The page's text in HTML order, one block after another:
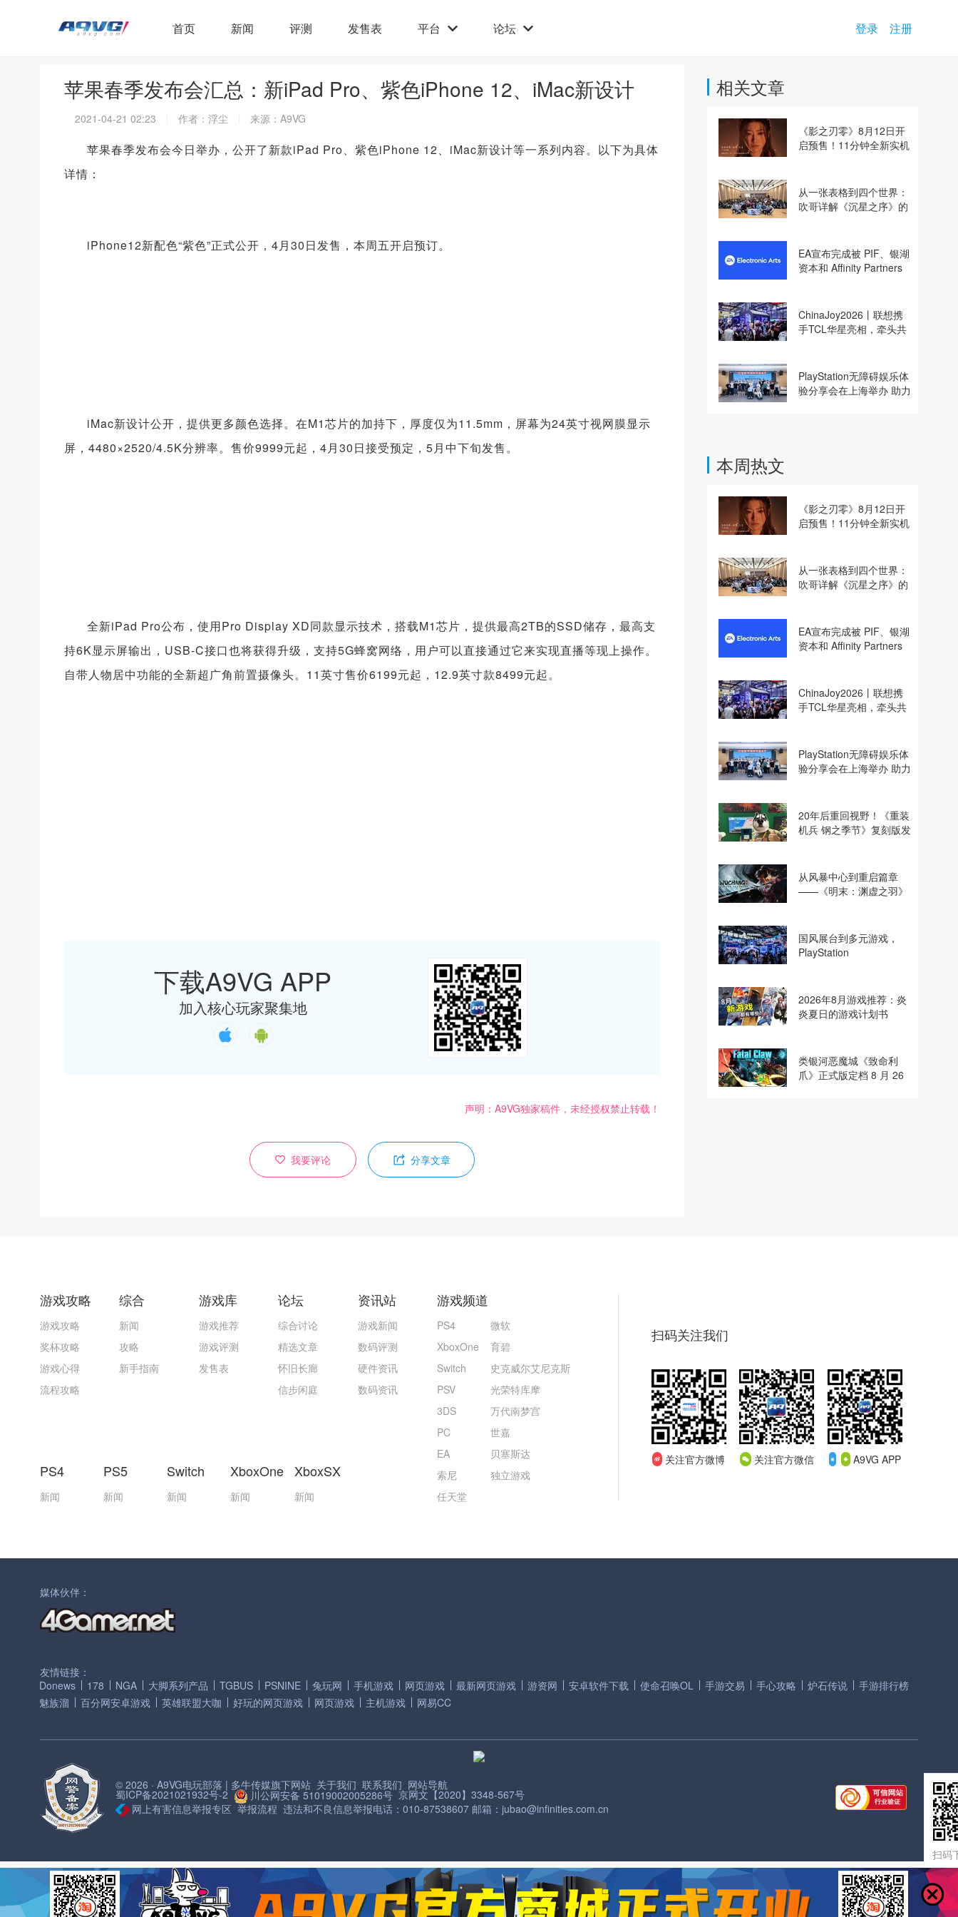
首页 新闻 评测 发售表 平台 论坛 登录 注册
苹果春季发布会汇总：新iPad Pro、紫色iPhone 12、iMac新设计
2021-04-21 02:23 作者：浮尘 来源：A9VG
苹果春季发布会今日举办，公开了新款iPad Pro、紫色iPhone 12、iMac新设计等一系列内容。以下为具体
详情：
iPhone12新配色“紫色”正式公开，4月30日发售，本周五开启预订。
iMac新设计公开，提供更多颜色选择。在M1芯片的加持下，厚度仅为11.5mm，屏幕为24英寸视网膜显示
屏，4480×2520/4.5K分辨率。售价9999元起，4月30日接受预定，5月中下旬发售。
全新iPad Pro公布，使用Pro Display XD同款显示技术，搭载M1芯片，提供最高2TB的SSD储存，最高支
持6K显示屏输出，USB-C接口也将获得升级，支持5G蜂窝网络，用户可以直接通过它来实现直播等现上操作。
自带人物居中功能的全新超广角前置摄像头。11英寸售价6199元起，12.9英寸款8499元起。
下载A9VG APP
加入核心玩家聚集地
声明：A9VG独家稿件，未经授权禁止转载！
我要评论 分享文章
相关文章
《影之刃零》8月12日开
启预售！11分钟全新实机
从一张表格到四个世界：
吹哥详解《沉星之序》的
EA宣布完成被 PIF、银湖
资本和 Affinity Partners
ChinaJoy2026丨联想携
手TCL华星亮相，牵头共
PlayStation无障碍娱乐体
验分享会在上海举办 助力
本周热文
《影之刃零》8月12日开
启预售！11分钟全新实机
从一张表格到四个世界：
吹哥详解《沉星之序》的
EA宣布完成被 PIF、银湖
资本和 Affinity Partners
ChinaJoy2026丨联想携
手TCL华星亮相，牵头共
PlayStation无障碍娱乐体
验分享会在上海举办 助力
20年后重回视野！《重装
机兵 钢之季节》复刻版发
从风暴中心到重启篇章
——《明末：渊虚之羽》
国风展台到多元游戏，
PlayStation
2026年8月游戏推荐：炎
炎夏日的游戏计划书
类银河恶魔城《致命利
爪》正式版定档 8 月 26
扫码
游戏攻略
游戏攻略
奖杯攻略
游戏心得
流程攻略
综合
新闻
攻略
新手指南
游戏库
游戏推荐
游戏评测
发售表
论坛
综合讨论
精选文章
怀旧长廊
信步闲庭
PS4
新闻
PS5
新闻
Switch
新闻
XboxOne
新闻
XboxSX
新闻
资讯站
游戏新闻
数码评测
硬件资讯
数码资讯
游戏频道
PS4
XboxOne
Switch
PSV
3DS
PC
EA
索尼
任天堂
微软
育碧
史克威尔艾尼克斯
光荣特库摩
万代南梦宫
世嘉
贝塞斯达
独立游戏
扫码关注我们
关注官方微博 关注官方微信 A9VG APP
媒体伙伴：
友情链接：
Donews
178 NGA 大脚系列产品 TGBUS PSNINE 兔玩网 手机游戏 网页游戏 最新网页游戏 游资网 安卓软件下载 使命召唤OL 手游交易 手心攻略 炉石传说
手游排行榜
魅族溜
百分网安卓游戏 英雄联盟大咖 好玩的网页游戏 网页游戏 主机游戏 网易CC
© 2026 · A9VG电玩部落 | 多牛传媒旗下网站 关于我们 联系我们 网站导航
蜀ICP备2021021932号-2 川公网安备 51019002005286号 京网文【2020】3348-567号
网上有害信息举报专区 举报流程 违法和不良信息举报电话：010-87538607 邮箱：jubao@infinities.com.cn